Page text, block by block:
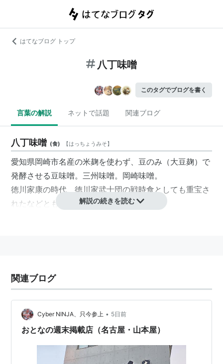
はてなブログ トップ
八丁味噌
このタグでブログを書く
言葉の解説 ネットで話題 関連ブログ
八丁味噌 (食) 【はっちょうみそ】
愛知県岡崎市名産の米麹を使わず、豆のみ（大豆麹）で
発酵させる豆味噌。三州味噌。岡崎味噌。
徳川家康の時代、徳川家武士団の戦時食としても重宝さ
れたなどとも言われている。
赤だし味噌汁は、この八丁味噌を使って作られた味噌汁
である。
苦味が少しあり、また、米麹味噌に比べると旨み成分が
少ない。
このため、赤だし味噌汁の場合、米麹味噌（西京味噌、
信州味噌や、仙台味噌などなど）と合わせて使う場合も
解説の続きを読む
関連ブログ
Cyber NINJA、只今参上 • 5日前
おとなの週末掲載店（名古屋・山本屋）